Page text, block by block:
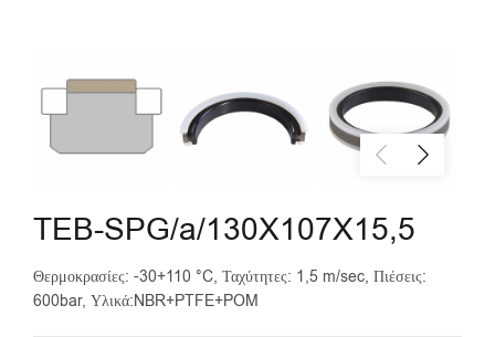
TEB-SPG/a/130X107X15,5
Θερμοκρασίες: -30+110 °C, Ταχύτητες: 1,5 m/sec, Πιέσεις:
600bar, Υλικά:NBR+PTFE+POM